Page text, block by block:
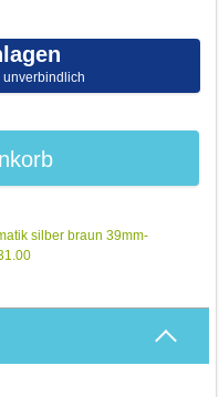
unverbindlich